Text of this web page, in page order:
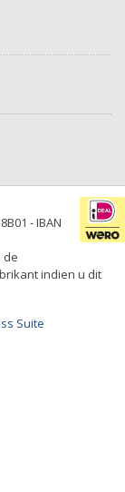
- IBAN
de
indien u dit
Suite